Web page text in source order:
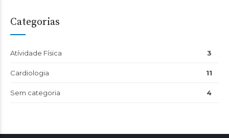
Categorias
Atívidade Física 3
Cardiologia 11
Sem categoria 4